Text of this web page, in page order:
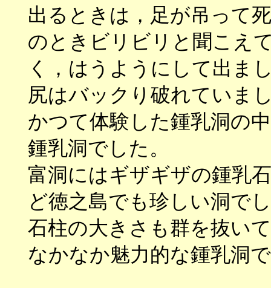
出るときは，足が吊って
のときビリビリと聞こえ
く，はうようにして出ま
尻はバックり破れていま
かつて体験した鍾乳洞の
鍾乳洞でした。
富洞にはギザギザの鍾乳
ど徳之島でも珍しい洞で
石柱の大きさも群を抜い
なかなか魅力的な鍾乳洞